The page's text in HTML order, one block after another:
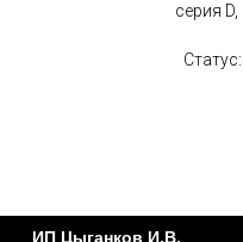
серия
ИП Цыганков И.В.